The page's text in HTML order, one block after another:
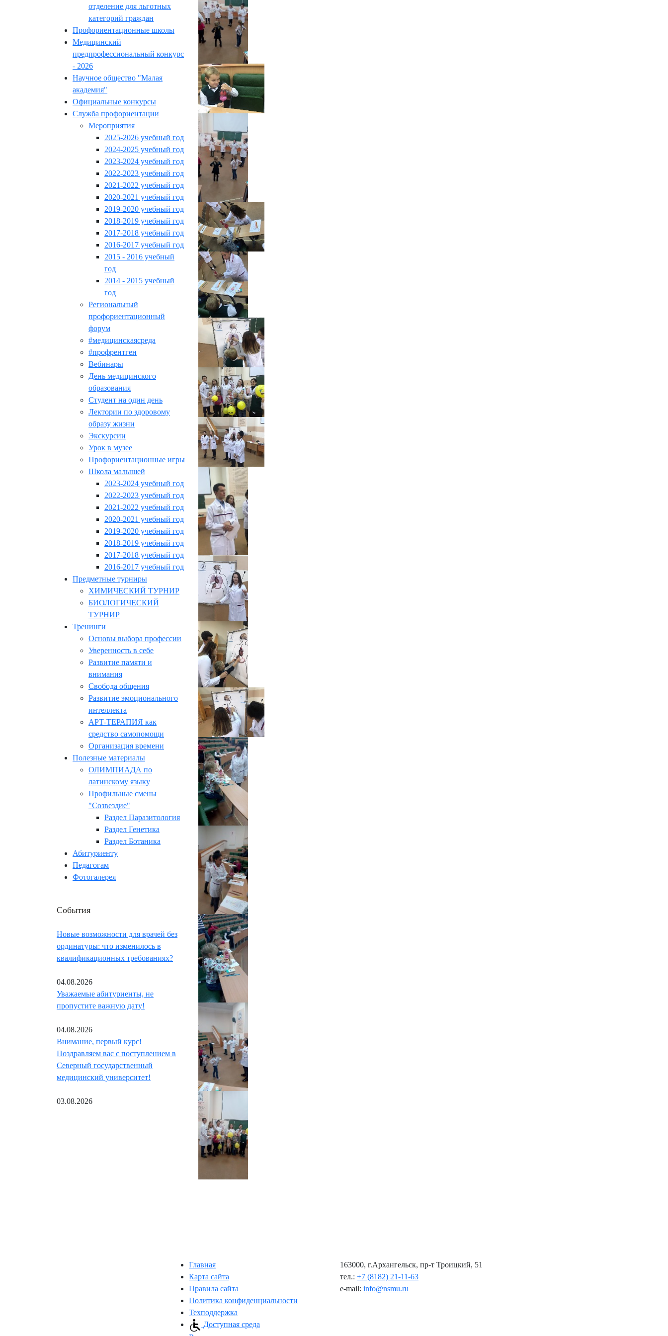
отделение для льготных
категорий граждан
Профориентационные школы
Медицинский
предпрофессиональный конкурс
- 2026
Научное общество "Малая
академия"
Официальные конкурсы
Служба профориентации
Мероприятия
2025-2026 учебный год
2024-2025 учебный год
2023-2024 учебный год
2022-2023 учебный год
2021-2022 учебный год
2020-2021 учебный год
2019-2020 учебный год
2018-2019 учебный год
2017-2018 учебный год
2016-2017 учебный год
2015 - 2016 учебный
год
2014 - 2015 учебный
год
Региональный
профориентационный
форум
#медицинскаясреда
#профрентген
Вебинары
День медицинского
образования
Студент на один день
Лектории по здоровому
образу жизни
Экскурсии
Урок в музее
Профориентационные игры
Школа малышей
2023-2024 учебный год
2022-2023 учебный год
2021-2022 учебный год
2020-2021 учебный год
2019-2020 учебный год
2018-2019 учебный год
2017-2018 учебный год
2016-2017 учебный год
Предметные турниры
ХИМИЧЕСКИЙ ТУРНИР
БИОЛОГИЧЕСКИЙ
ТУРНИР
Тренинги
Основы выбора профессии
Уверенность в себе
Развитие памяти и
внимания
Свобода общения
Развитие эмоционального
интеллекта
АРТ-ТЕРАПИЯ как
средство самопомощи
Организация времени
Полезные материалы
ОЛИМПИАДА по
латинскому языку
Профильные смены
"Созвездие"
Раздел Паразитология
Раздел Генетика
Раздел Ботаника
Абитуриенту
Педагогам
Фотогалерея
События
Новые возможности для врачей без
ординатуры: что изменилось в
квалификационных требованиях?
04.08.2026
Уважаемые абитуриенты, не
пропустите важную дату!
04.08.2026
Внимание, первый курс!
Поздравляем вас с поступлением в
Северный государственный
медицинский университет!
03.08.2026
Главная
Карта сайта
Правила сайта
Политика конфиденциальности
Техподдержка
Доступная среда
163000, г.Архангельск, пр-т Троицкий, 51
тел.: +7 (8182) 21-11-63
e-mail: info@nsmu.ru